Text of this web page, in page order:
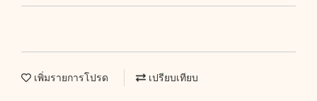
เพิ่มรายการโปรด เปรียบเทียบ